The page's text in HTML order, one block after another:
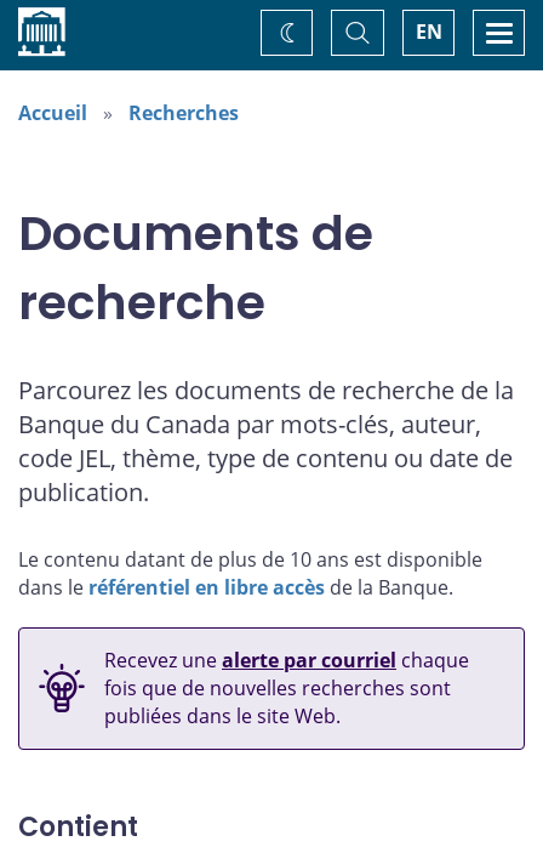
Accueil EN
Basculer
la
recherche
Changez
de
Accueil Recherches
Documents de
recherche
Parcourez les documents de recherche de la
Banque du Canada par mots-clés, auteur,
code JEL, thème, type de contenu ou date de
publication.
Le contenu datant de plus de 10 ans est disponible
dans le référentiel en libre accès de la Banque.
Recevez unealerte par courriel chaque
fois que de nouvelles recherches sont
publiées dans le site Web.
Contient